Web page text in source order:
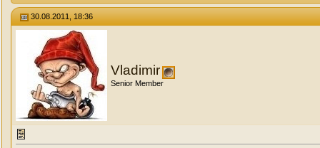
30.08.2011, 18:36
Vladimir
Senior Member